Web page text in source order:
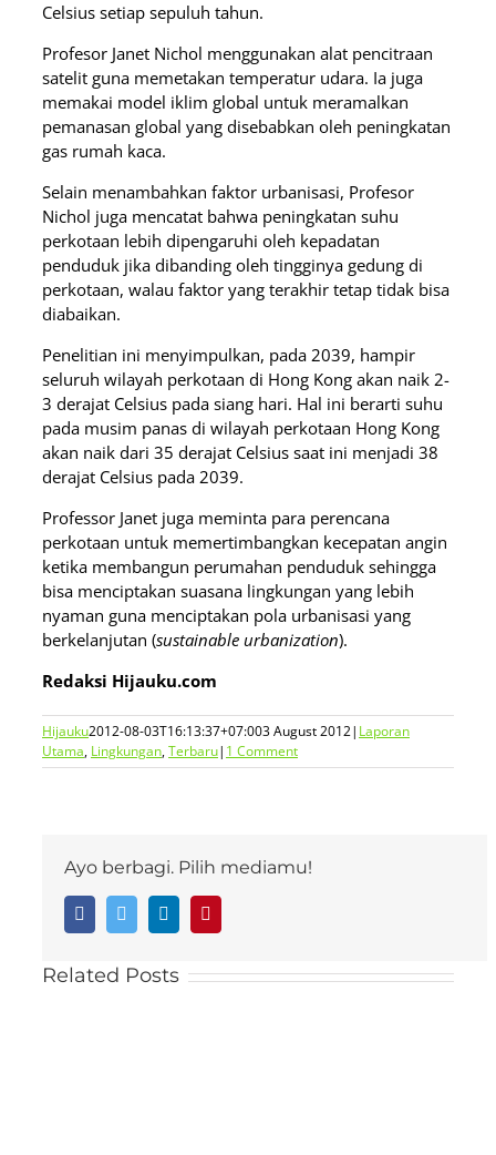
Celsius setiap sepuluh tahun.
Profesor Janet Nichol menggunakan alat pencitraan
satelit guna memetakan temperatur udara. Ia juga
memakai model iklim global untuk meramalkan
pemanasan global yang disebabkan oleh peningkatan
gas rumah kaca.
Selain menambahkan faktor urbanisasi, Profesor
Nichol juga mencatat bahwa peningkatan suhu
perkotaan lebih dipengaruhi oleh kepadatan
penduduk jika dibanding oleh tingginya gedung di
perkotaan, walau faktor yang terakhir tetap tidak bisa
diabaikan.
Penelitian ini menyimpulkan, pada 2039, hampir
seluruh wilayah perkotaan di Hong Kong akan naik 2-
3 derajat Celsius pada siang hari. Hal ini berarti suhu
pada musim panas di wilayah perkotaan Hong Kong
akan naik dari 35 derajat Celsius saat ini menjadi 38
derajat Celsius pada 2039.
Professor Janet juga meminta para perencana
perkotaan untuk memertimbangkan kecepatan angin
ketika membangun perumahan penduduk sehingga
bisa menciptakan suasana lingkungan yang lebih
nyaman guna menciptakan pola urbanisasi yang
berkelanjutan (sustainable urbanization).
Redaksi Hijauku.com
Hijauku2012-08-03T16:13:37+07:003 August 2012| Laporan
Utama, Lingkungan,Terbaru| 1 Comment
Ayo berbagi. Pilih mediamu!
FacebookTwitter LinkedIn
Related Posts